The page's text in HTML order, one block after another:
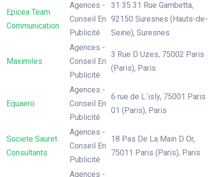
Epicea Team
Communication
Agences -
Conseil En
Publicité
31 35 31 Rue Gambetta,
92150 Suresnes (Hauts-de-
Seine), Suresnes
Maximiles
Agences -
Conseil En
Publicité
3 Rue D Uzes, 75002 Paris
(Paris), Paris
Equaero
Agences -
Conseil En
Publicité
6 rue de L´isly, 75001 Paris
01 (Paris), Paris
Societe Sauret
Consultants
Agences -
Conseil En
Publicité
18 Pas De La Main D Or,
75011 Paris (Paris), Paris
Agences -